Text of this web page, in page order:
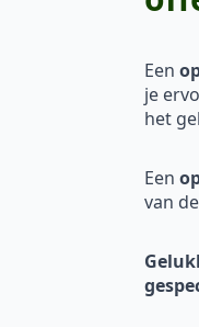
Een
je
het
Een
van